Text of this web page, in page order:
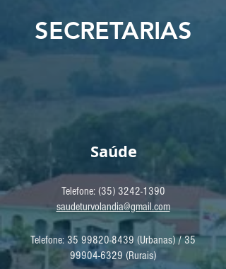
SECRETARIAS
Saúde
Telefone: (35) 3242-1390
saudeturvolandia@gmail.com
Telefone:35 99820-8439 (Urbanas) /35
99904-6329 (Rurais)